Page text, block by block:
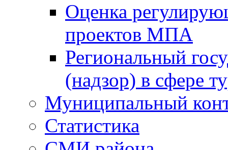
Оценка
проектов МПА
Региональный
(надзор) в сфере
Муниципальный
Статистика